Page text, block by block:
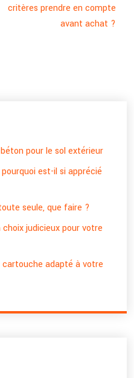
critères prendre en compte
avant achat ?
pour le sol extérieur
est-il si apprécié
seule, que faire ?
judicieux pour votre
adapté à votre